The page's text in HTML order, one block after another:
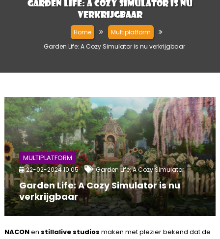
Garden Life: A Cozy Simulator is nu
verkrijgbaar
Home
Multiplatform
Garden Life: A Cozy Simulator is nu verkrijgbaar
MULTIPLATFORM
22-02-2024 10:05 Garden Life: A Cozy Simulator
Garden Life: A Cozy Simulator is nu
verkrijgbaar
NACONen stillalive studios maken met plezier bekend dat de